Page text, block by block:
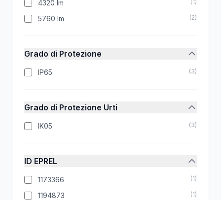
4320 lm (1 )
5760 lm (2)
Grado di Protezione
IP65 (3)
Grado di Protezione Urti
IK05 (3)
ID EPREL
1173366 (1)
1194873 (1)